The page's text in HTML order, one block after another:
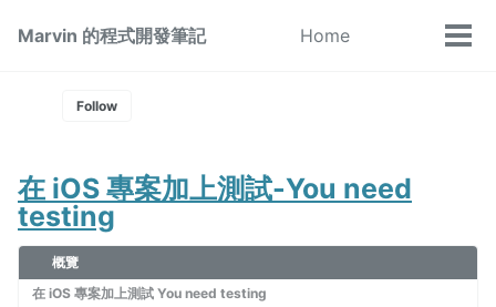
Marvin 的程式開發筆記 Home
Toggle
Follow
在 iOS 專案加上測試-You need
testing
概覽
在 iOS 專案加上測試 You need testing